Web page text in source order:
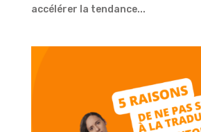
accélérer la tendance...